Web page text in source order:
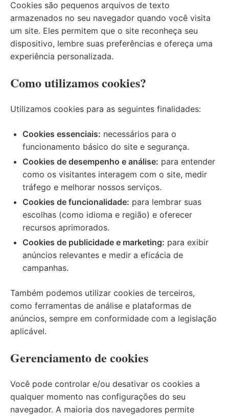
Cookies são pequenos arquivos de texto
armazenados no seu navegador quando você visita
um site. Eles permitem que o site reconheça seu
dispositivo, lembre suas preferências e ofereça uma
experiência personalizada.
Como utilizamos cookies?
Utilizamos cookies para as seguintes finalidades:
Cookies essenciais: necessários para o
funcionamento básico do site e segurança.
Cookies de desempenho e análise: para entender
como os visitantes interagem com o site, medir
tráfego e melhorar nossos serviços.
Cookies de funcionalidade: para lembrar suas
escolhas (como idioma e região) e oferecer
recursos aprimorados.
Cookies de publicidade e marketing: para exibir
anúncios relevantes e medir a eficácia de
campanhas.
Também podemos utilizar cookies de terceiros,
como ferramentas de análise e plataformas de
anúncios, sempre em conformidade com a legislação
aplicável.
Gerenciamento de cookies
Você pode controlar e/ou desativar os cookies a
qualquer momento nas configurações do seu
navegador. A maioria dos navegadores permite